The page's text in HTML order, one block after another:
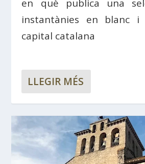
en què publica una
instantànies en blanc
capital catalana
LLEGIR MÉS